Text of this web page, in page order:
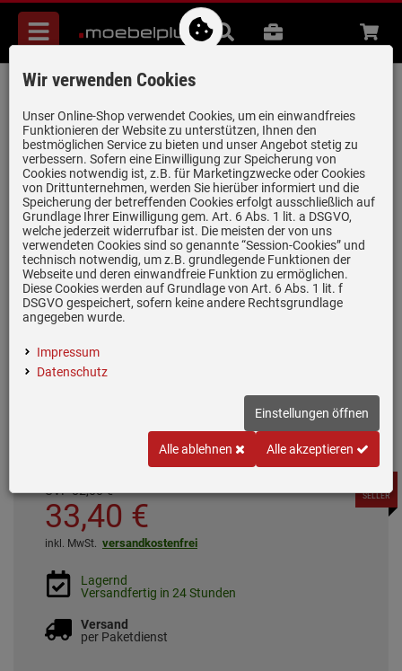
Menü
Suche
B2B Beratung
Franke Sorter Mini - 121.0176.518
Einbau Abfallsammler
Artikel-Nummer:19934936 | Herstellernummer: 121.0176.518 |
EAN:7612980515219
Für Unterschränke mit Drehtüren
UVP82,00€
33,40 €
inkl. MwSt. versandkostenfrei
Lagernd
Versandfertig in 24 Stunden
Versand
per Paketdienst
SELLER
Wir verwenden Cookies
Unser Online-Shop verwendet Cookies, um ein einwandfreies
Funktionieren der Website zu unterstützen, Ihnen den
bestmöglichen Service zu bieten und unser Angebot stetig zu
verbessern. Sofern eine Einwilligung zur Speicherung von
Cookies notwendig ist, z.B. für Marketingzwecke oder Cookies
von Drittunternehmen, werden Sie hierüber informiert und die
Speicherung der betreffenden Cookies erfolgt ausschließlich auf
Grundlage Ihrer Einwilligung gem. Art. 6 Abs. 1 lit. a DSGVO,
welche jederzeit widerrufbar ist. Die meisten der von uns
verwendeten Cookies sind so genannte “Session-Cookies” und
technisch notwendig, um z.B. grundlegende Funktionen der
Webseite und deren einwandfreie Funktion zu ermöglichen.
Diese Cookies werden auf Grundlage von Art. 6 Abs. 1 lit. f
DSGVO gespeichert, sofern keine andere Rechtsgrundlage
angegeben wurde.
Impressum
Datenschutz
Einstellungen öffnen
Alle ablehnen Alle akzeptieren